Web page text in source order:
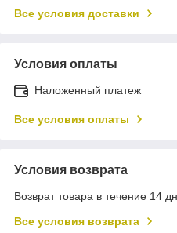
Все условия доставки
Условия оплаты
Наложенный платеж
Все условия оплаты
Условия возврата
Возврат товара в течение 14
Все условия возврата